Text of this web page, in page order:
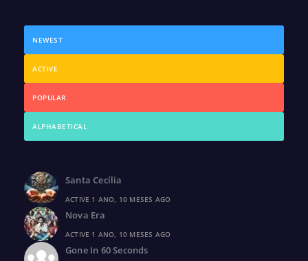
NEWEST
ACTIVE
POPULAR
ALPHABETICAL
Santa Cecília
ACTIVE 1 ANO, 10 MESES AGO
Nova Era
ACTIVE 1 ANO, 10 MESES AGO
Gone In 60 Seconds